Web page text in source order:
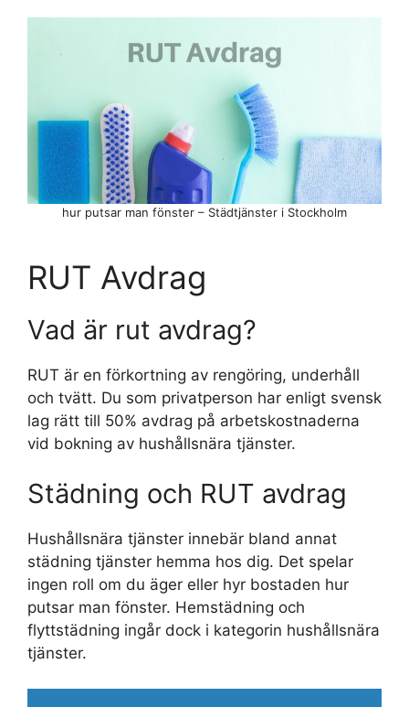
RUT Avdrag
Vad är rut avdrag?
RUT är en förkortning av rengöring, underhåll
och tvätt. Du som privatperson har enligt svensk
lag rätt till 50% avdrag på arbetskostnaderna
vid bokning av hushållsnära tjänster.
Städning och RUT avdrag
Hushållsnära tjänster innebär bland annat
städning tjänster hemma hos dig. Det spelar
ingen roll om du äger eller hyr bostaden hur
putsar man fönster. Hemstädning och
flyttstädning ingår dock i kategorin hushållsnära
tjänster.
hur putsar man fönster – Städtjänster i Stockholm